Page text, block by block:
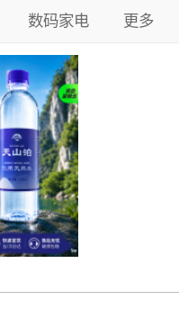
数码家电 更多